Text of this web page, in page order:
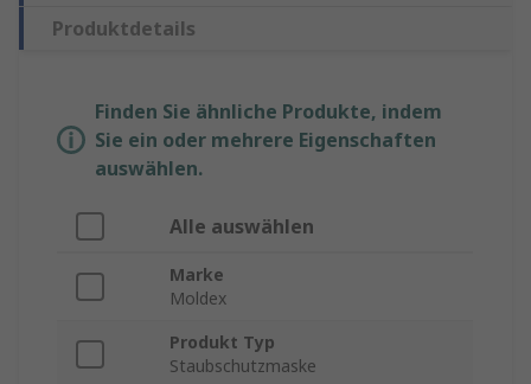
Produktdetails
Finden Sie ähnliche Produkte, indem
Sie ein oder mehrere Eigenschaften
auswählen.
Alle auswählen
Marke
Moldex
Produkt Typ
Staubschutzmaske